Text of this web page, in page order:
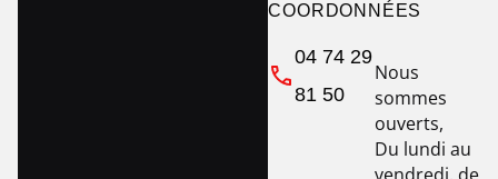
COORDONNÉES
04 74 29
81 50
Nous
sommes
ouverts,
Du lundi au